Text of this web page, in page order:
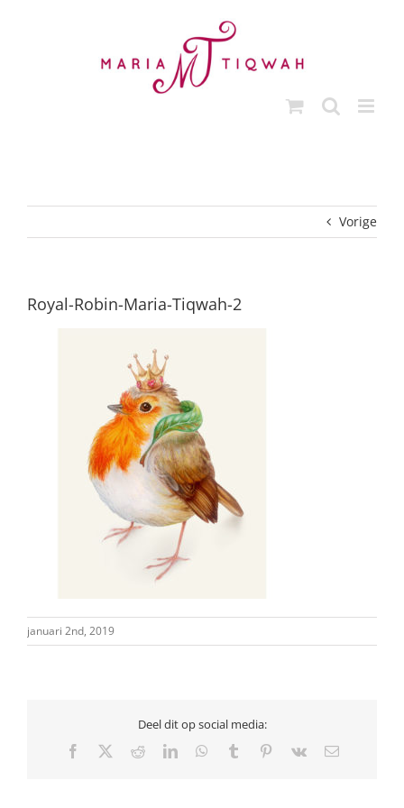
Vorige
Royal-Robin-Maria-Tiqwah-2
januari 2nd, 2019
Deel dit op social media:
Facebook RedditLinkedInWhatsApp
Tumblr Pinterest
Vk
E-